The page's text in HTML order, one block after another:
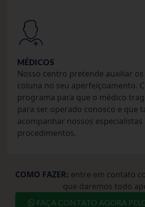
MÉDICOS
Nosso centro pretende auxiliar
coluna no seu aperfeiçoamento.
programa para que o médico
para ser operado conosco e que
acompanhar nossos especialistas
procedimentos.
COMO FAZER: entre em contato
que daremos todo
FAÇA CONTATO AGORA